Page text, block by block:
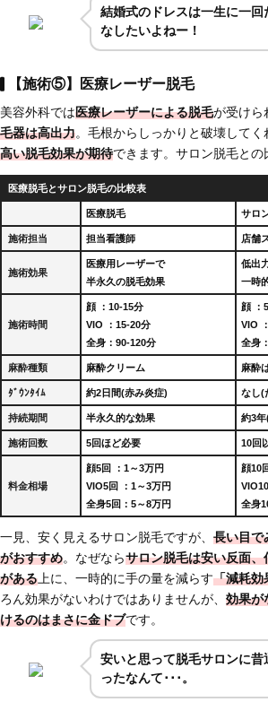
結婚式のドレスは一生に一回
なしたいよねー！
【施術⑤】医療レーザー脱毛
美容外科では医療レーザーによる脱毛が受けら
毛器は高出力。毛根からしっかりと破壊してく
高い脱毛効果が期待できます。サロン脱毛との
医療脱毛とサロン脱毛の比較表
医療脱毛 サロ
施術担当 担当看護師 店舗
施術効果
医療用レーザーで
半永久の脱毛効果
低出
一時
施術時間
顔 ：10-15分
VIO ：15-20分
全身：90-120分
顔 ：
VIO
全身
麻酔種類 麻酔クリーム 麻酔
ﾀﾞｳﾝﾀｲﾑ 約2日間(赤み炎症) なし(
持続期間 半永久的な効果 約3
施術回数 5回ほど必要 10回
料金相場
顔5回 ：1～3万円
VIO5回 ：1～3万円
全身5回：5～8万円
顔10
全身
一見、安く見えるサロン脱毛ですが、 長い目で
がおすすめ。なぜならサロン脱毛は安い反面
がある 上に、一時的に手の量を減らす「減耗効
ろん効果がないわけではありませんが、 効果が
けるのはまさに金ドブです。
安いと思って脱毛サロンに
ったなんて･･･。